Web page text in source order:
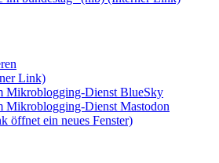
Link)
Mikroblogging-Dienst BlueSky
Mikroblogging-Dienst Mastodon
öffnet ein neues Fenster)